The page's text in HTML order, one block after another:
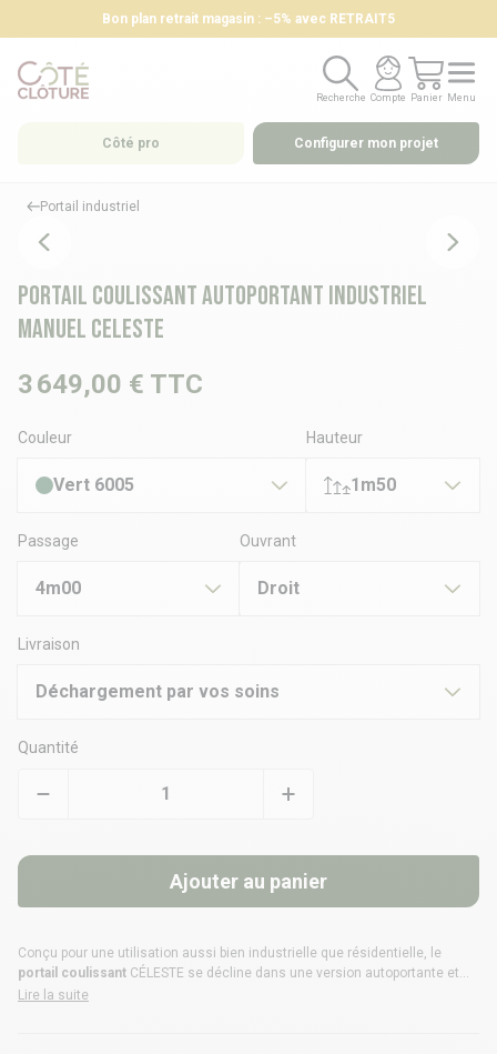
Bon plan retrait magasin : –5% avec RETRAIT5
Recherche
Recherche
Compte
Compte
Panier
Panier
Menu
Menu
Côté pro Configurer mon projet
Portail industriel
Portail coulissant autoportant industriel
manuel CELESTE
3 649,00 € TTC
Couleur
Vert 6005
Hauteur
1m50
Passage
4m00
Ouvrant
Droit
Livraison
Déchargement par vos soins
Quantité
Ajouter au panier
Conçu pour une utilisation aussi bien industrielle que résidentielle, le
portail coulissant CÉLESTE se décline dans une version autoportante et
manuelle. Adapté à tous les types de terrain et de pose, ce portail ajouré
Lire la suite